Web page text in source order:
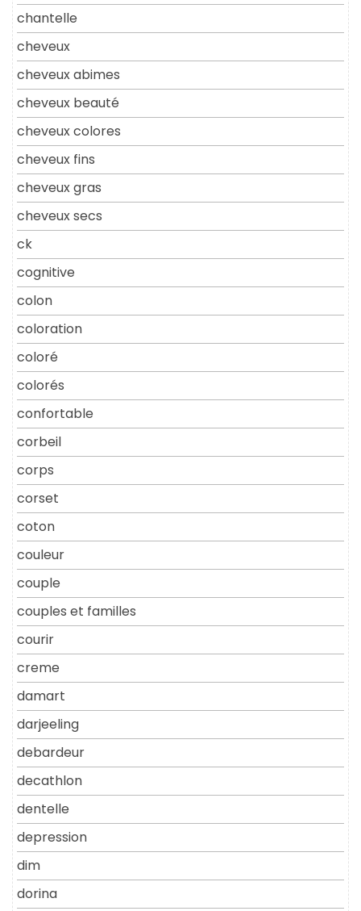
chantelle
cheveux
cheveux abimes
cheveux beauté
cheveux colores
cheveux fins
cheveux gras
cheveux secs
ck
cognitive
colon
coloration
coloré
colorés
confortable
corbeil
corps
corset
coton
couleur
couple
couples et familles
courir
creme
damart
darjeeling
debardeur
decathlon
dentelle
depression
dim
dorina